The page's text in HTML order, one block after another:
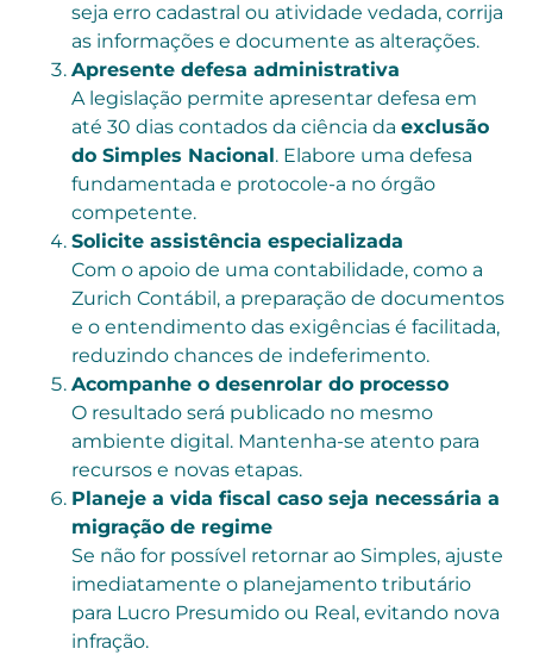
seja erro cadastral ou atividade vedada, corrija
as informações e documente as alterações.
Apresente defesa administrativa
A legislação permite apresentar defesa em
até 30 dias contados da ciência da exclusão
do Simples Nacional. Elabore uma defesa
fundamentada e protocole-a no órgão
competente.
Solicite assistência especializada
Com o apoio de uma contabilidade, como a
Zurich Contábil, a preparação de documentos
e o entendimento das exigências é facilitada,
reduzindo chances de indeferimento.
Acompanhe o desenrolar do processo
O resultado será publicado no mesmo
ambiente digital. Mantenha-se atento para
recursos e novas etapas.
Planeje a vida fiscal caso seja necessária a
migração de regime
Se não for possível retornar ao Simples, ajuste
imediatamente o planejamento tributário
para Lucro Presumido ou Real, evitando nova
infração.